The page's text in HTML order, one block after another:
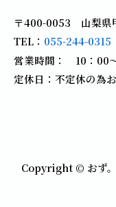
〒400-0053 山梨県
TEL： 055-244-0315
営業時間： 10：00
定休日：不定休の為
Copyright © おず